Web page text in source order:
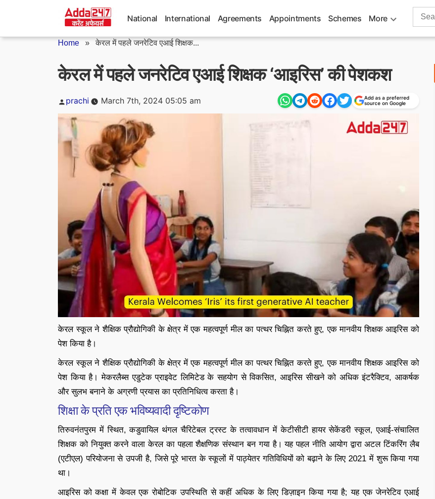
National International Agreements Appointments Schemes More
Search
Home »केरल में पहले जनरेटिव एआई शिक्षक...
केरल में पहले जनरेटिव एआई शिक्षक ‘आइरिस’ की पेशकश
Posted
by
prachi March 7th, 2024 05:05 am
Add as a preferred
source on Google
केरल स्कूल ने शैक्षिक प्रौद्योगिकी के क्षेत्र में एक महत्वपूर्ण मील का पत्थर चिह्नित करते हुए, एक मानवीय शिक्षक आइरिस को
पेश किया है।
केरल स्कूल ने शैक्षिक प्रौद्योगिकी के क्षेत्र में एक महत्वपूर्ण मील का पत्थर चिह्नित करते हुए, एक मानवीय शिक्षक आइरिस को
पेश किया है। मेकरलैब्स एडुटेक प्राइवेट लिमिटेड के सहयोग से विकसित, आइरिस सीखने को अधिक इंटरैक्टिव, आकर्षक
और सुलभ बनाने के अग्रणी प्रयास का प्रतिनिधित्व करता है।
शिक्षा के प्रति एक भविष्यवादी दृष्टिकोण
तिरुवनंतपुरम में स्थित, कडुवायिल थंगल चैरिटेबल ट्रस्ट के तत्वावधान में केटीसीटी हायर सेकेंडरी स्कूल, एआई-संचालित
शिक्षक को नियुक्त करने वाला केरल का पहला शैक्षणिक संस्थान बन गया है। यह पहल नीति आयोग द्वारा अटल टिंकरिंग लैब
(एटीएल) परियोजना से उपजी है, जिसे पूरे भारत के स्कूलों में पाठ्येतर गतिविधियों को बढ़ाने के लिए 2021 में शुरू किया गया
था।
आइरिस को कक्षा में केवल एक रोबोटिक उपस्थिति से कहीं अधिक के लिए डिज़ाइन किया गया है; यह एक जेनरेटिव एआई